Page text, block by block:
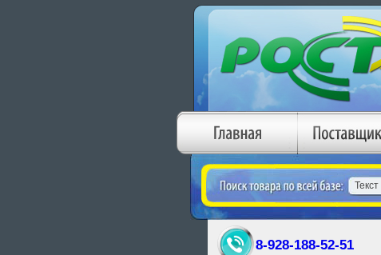
8-928-188-52-51